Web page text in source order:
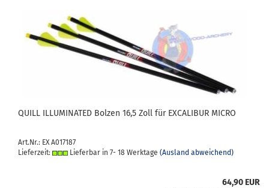
QUILL IL­LU­MI­NA­TED Bol­zen 16,5 Zoll für EX­CA­LI­BUR MICRO
Art.Nr.: EX A017187
Lieferzeit:
Lieferbar in 7- 18 Werktage (Ausland abweichend)
64,90 EUR